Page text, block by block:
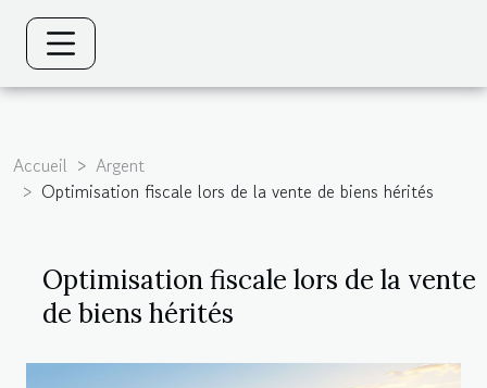
Accueil
Argent
Optimisation fiscale lors de la vente de biens hérités
Optimisation fiscale lors de la vente
de biens hérités